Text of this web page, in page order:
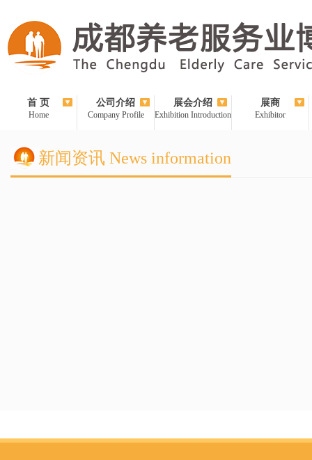
首 页
Home
公司介绍
Company Profile
展会介绍
Exhibition Introduction
展商
Exhibitor
新闻资讯 News information